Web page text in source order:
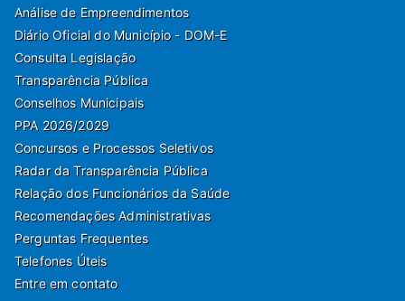
Análise de Empreendimentos
Diário Oficial do Município - DOM-E
Consulta Legislação
Transparência Pública
Conselhos Municipais
PPA 2026/2029
Concursos e Processos Seletivos
Radar da Transparência Pública
Relação dos Funcionários da Saúde
Recomendações Administrativas
Perguntas Frequentes
Telefones Úteis
Entre em contato